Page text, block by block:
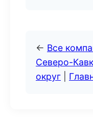
← Все
Северо-
округ